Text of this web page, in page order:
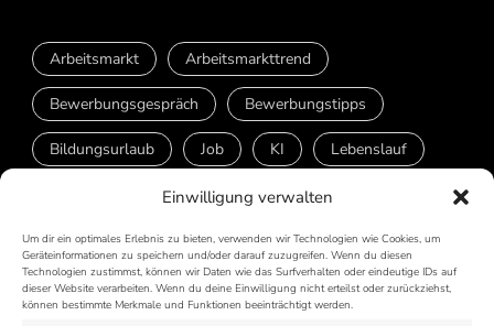
Einwilligung verwalten
Um dir ein optimales Erlebnis zu bieten, verwenden wir Technologien wie Cookies, um
Geräteinformationen zu speichern und/oder darauf zuzugreifen. Wenn du diesen
Technologien zustimmst, können wir Daten wie das Surfverhalten oder eindeutige IDs auf
dieser Website verarbeiten. Wenn du deine Einwilligung nicht erteilst oder zurückziehst,
können bestimmte Merkmale und Funktionen beeinträchtigt werden.
Arbeitsmarkt Arbeitsmarkttrend
Bewerbungsgespräch Bewerbungstipps
Bildungsurlaub Job KI Lebenslauf
Stellenbeschreibung
Vorstellungsgespräch Weiterbildung
Jobwiwi - der Jobmarkt